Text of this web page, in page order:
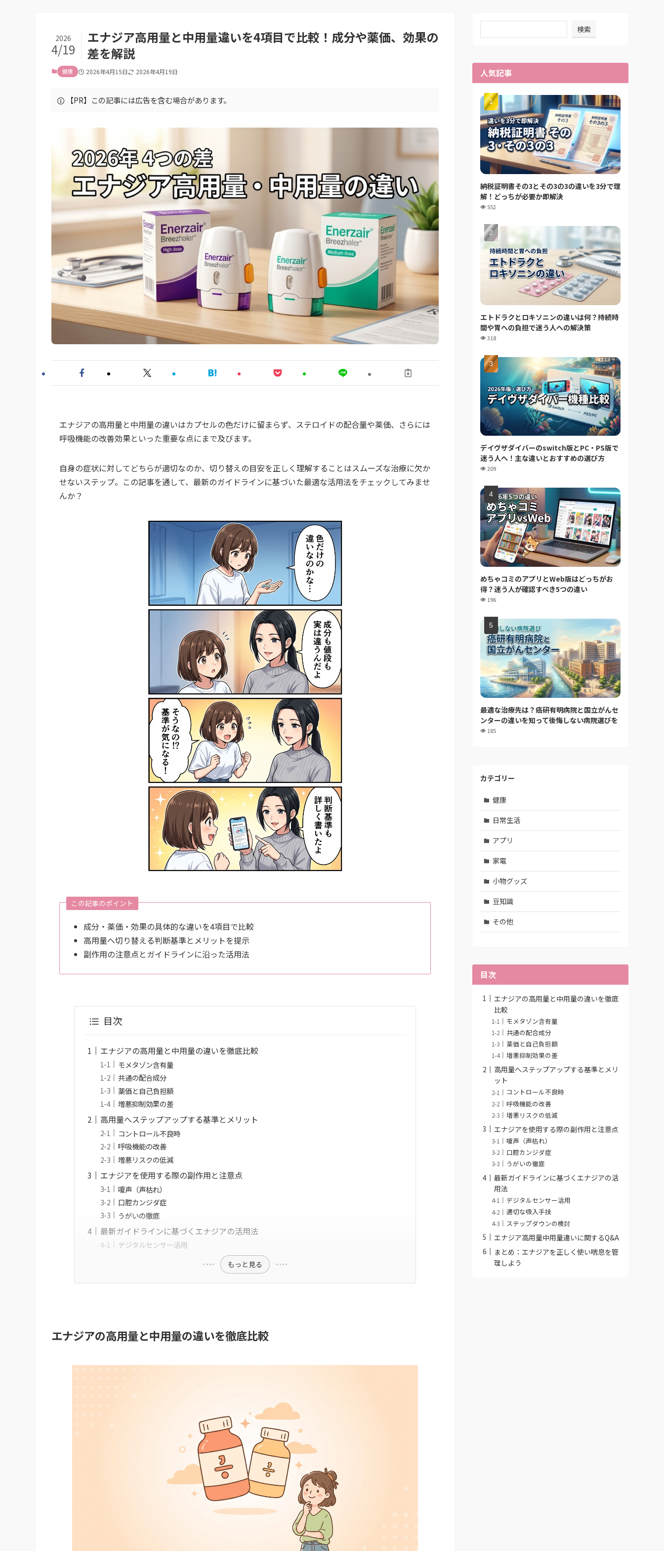
エナジア高用量と中用量違いを4項目で比較！成分や薬価、効果の
差を解説
2026
4/19
健康 2026年4月15日 2026年4月19日
【PR】この記事には広告を含む場合があります。
エナジアの高用量と中用量の違いはカプセルの色だけに留まらず、ステロイドの配合量や薬価、さらには
呼吸機能の改善効果といった重要な点にまで及びます。
自身の症状に対してどちらが適切なのか、切り替えの目安を正しく理解することはスムーズな治療に欠か
せないステップ。この記事を通して、最新のガイドラインに基づいた最適な活用法をチェックしてみませ
んか？
この記事のポイント
成分・薬価・効果の具体的な違いを4項目で比較
高用量へ切り替える判断基準とメリットを提示
副作用の注意点とガイドラインに沿った活用法
目次
エナジアの高用量と中用量の違いを徹底比較
モメタゾン含有量
共通の配合成分
薬価と自己負担額
増悪抑制効果の差
高用量へステップアップする基準とメリット
コントロール不良時
呼吸機能の改善
増悪リスクの低減
エナジアを使用する際の副作用と注意点
嗄声（声枯れ）
口腔カンジダ症
うがいの徹底
最新ガイドラインに基づくエナジアの活用法
デジタルセンサー活用
もっと見る
エナジアの高用量と中用量の違いを徹底比較
検索
人気記事
納税証明書その3とその3の3の違いを3分で理
解！どっちが必要か即解決
552
エトドラクとロキソニンの違いは何？持続時
間や胃への負担で迷う人への解決策
318
デイヴザダイバーのswitch版とPC・PS版で
迷う人へ！主な違いとおすすめの選び方
209
めちゃコミのアプリとWeb版はどっちがお
得？迷う人が確認すべき5つの違い
196
最適な治療先は？癌研有明病院と国立がんセ
ンターの違いを知って後悔しない病院選びを
185
カテゴリー
健康
日常生活
アプリ
家電
小物グッズ
豆知識
その他
目次
エナジアの高用量と中用量の違いを徹底
比較
モメタゾン含有量
共通の配合成分
薬価と自己負担額
増悪抑制効果の差
高用量へステップアップする基準とメリ
ット
コントロール不良時
呼吸機能の改善
増悪リスクの低減
エナジアを使用する際の副作用と注意点
嗄声（声枯れ）
口腔カンジダ症
うがいの徹底
最新ガイドラインに基づくエナジアの活
用法
デジタルセンサー活用
適切な吸入手技
ステップダウンの検討
エナジア高用量中用量違いに関するQ&A
まとめ：エナジアを正しく使い喘息を管
理しよう